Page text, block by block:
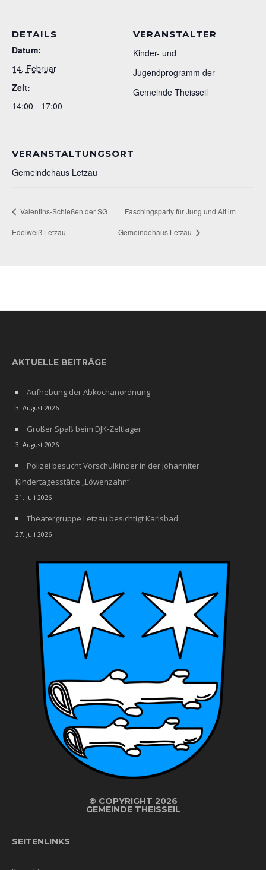
DETAILS
Datum:
14. Februar
Zeit:
14:00 - 17:00
VERANSTALTER
Kinder- und
Jugendprogramm der
Gemeinde Theisseil
VERANSTALTUNGSORT
Gemeindehaus Letzau
Valentins-Schießen der SG
Edelweiß Letzau
Faschingsparty für Jung und Alt im
Gemeindehaus Letzau
AKTUELLE BEITRÄGE
Aufhebung der Abkochanordnung
3. August 2026
Großer Spaß beim DJK-Zeltlager
3. August 2026
Polizei besucht Vorschulkinder in der Johanniter
Kindertagesstätte „Löwenzahn“
31. Juli 2026
Theatergruppe Letzau besichtigt Karlsbad
27. Juli 2026
© COPYRIGHT 2026
GEMEINDE THEISSEIL
SEITENLINKS